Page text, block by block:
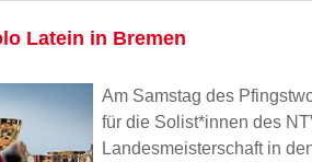
Latein in Bremen
Am Samstag des
für die Solist*innen des
Landesmeisterschaft in